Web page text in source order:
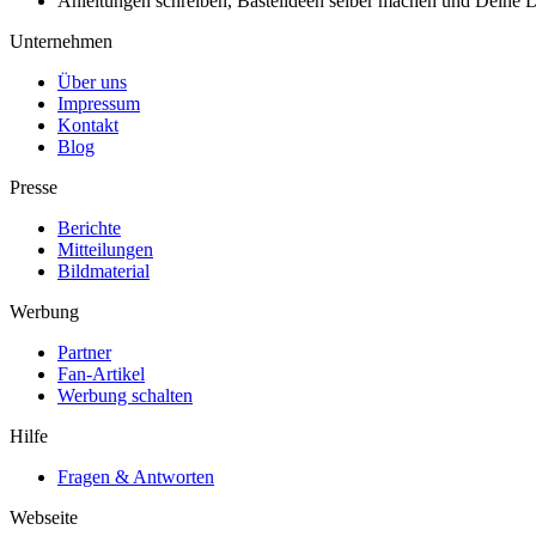
Unternehmen
Über uns
Impressum
Kontakt
Blog
Presse
Berichte
Mitteilungen
Bildmaterial
Werbung
Partner
Fan-Artikel
Werbung schalten
Hilfe
Fragen & Antworten
Webseite